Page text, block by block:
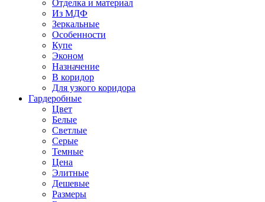
Отделка и материал
Из МДФ
Зеркальные
Особенности
Купе
Эконом
Назначение
В коридор
Для узкого коридора
Гардеробные
Цвет
Белые
Светлые
Серые
Темные
Цена
Элитные
Дешевые
Размеры